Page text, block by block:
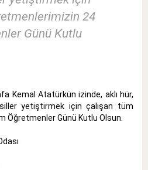
24
Günü Kutlu
Kemal Atatürkün izinde, aklı hür,
yetiştirmek için çalışan tüm
Öğretmenler Günü Kutlu Olsun.